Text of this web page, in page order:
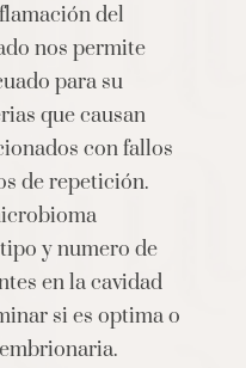
del
nos permite
para su
que causan
con fallos
de repetición.
y numero de
en la cavidad
si es optima o